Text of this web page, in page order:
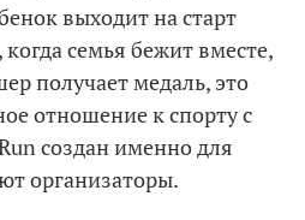
выходит на старт
семья бежит вместе,
получает медаль, это
отношение к спорту с
создан именно для
организаторы.